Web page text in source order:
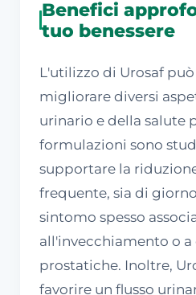
Benefici
tuo benessere
L'utilizzo di Urosaf
migliorare diversi
urinario e della salute
formulazioni sono
supportare la
frequente, sia di
sintomo spesso
all'invecchiamento o
prostatiche. Inoltre,
favorire un flusso